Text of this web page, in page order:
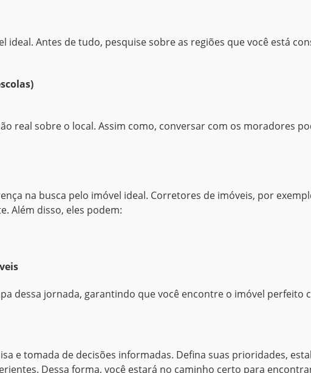
Antes de tudo, pesquise sobre as regiões que você está
real sobre o local. Assim como, conversar com os moradores
na busca pelo imóvel ideal. Corretores de imóveis, por
Além disso, eles podem:
dessa jornada, garantindo que você encontre o imóvel perfeito
e tomada de decisões informadas. Defina suas prioridades,
Dessa forma, você estará no caminho certo para